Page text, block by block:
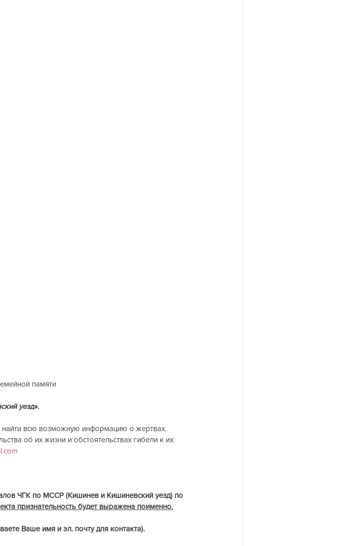
памяти
уезд».
найти всю возможную информацию о жертвах.
об их жизни и обстоятельствах гибели к их
ЧГК по МССР (Кишинев и Кишиневский уезд) по
признательность будет выражена поименно.
Ваше имя и эл. почту для контакта).